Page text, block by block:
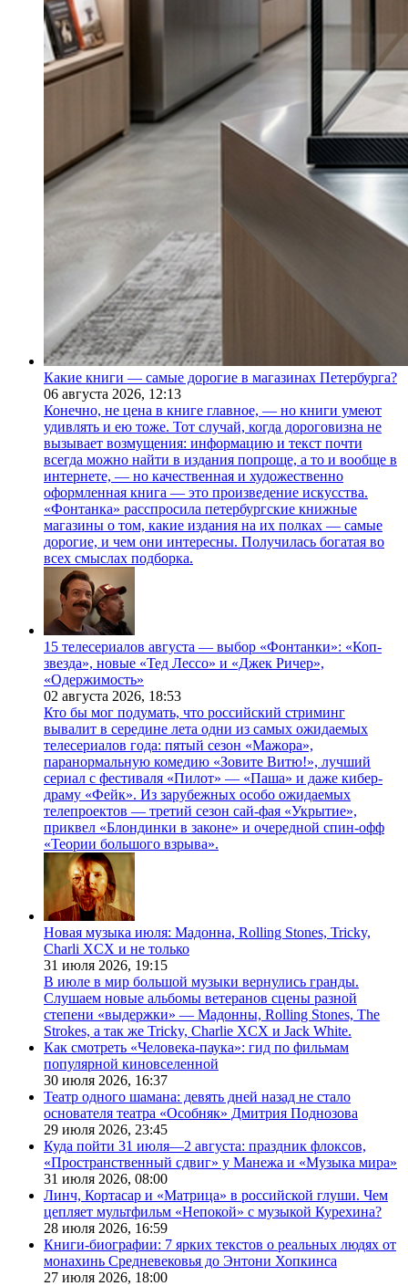
Какие книги — самые дорогие в магазинах Петербурга?
06 августа 2026, 12:13
Конечно, не цена в книге главное, — но книги умеют
удивлять и ею тоже. Тот случай, когда дороговизна не
вызывает возмущения: информацию и текст почти
всегда можно найти в издания попроще, а то и вообще в
интернете, — но качественная и художественно
оформленная книга — это произведение искусства.
«Фонтанка» расспросила петербургские книжные
магазины о том, какие издания на их полках — самые
дорогие, и чем они интересны. Получилась богатая во
всех смыслах подборка.
15 телесериалов августа — выбор «Фонтанки»: «Коп-
звезда», новые «Тед Лессо» и «Джек Ричер»,
«Одержимость»
02 августа 2026, 18:53
Кто бы мог подумать, что российский стриминг
вывалит в середине лета одни из самых ожидаемых
телесериалов года: пятый сезон «Мажора»,
паранормальную комедию «Зовите Витю!», лучший
сериал с фестиваля «Пилот» — «Паша» и даже кибер-
драму «Фейк». Из зарубежных особо ожидаемых
телепроектов — третий сезон сай-фая «Укрытие»,
приквел «Блондинки в законе» и очередной спин-офф
«Теории большого взрыва».
Новая музыка июля: Мадонна, Rolling Stones, Tricky,
Charli XCX и не только
31 июля 2026, 19:15
В июле в мир большой музыки вернулись гранды.
Слушаем новые альбомы ветеранов сцены разной
степени «выдержки» — Мадонны, Rolling Stones, The
Strokes, а так же Tricky, Charlie XCX и Jack White.
Как смотреть «Человека-паука»: гид по фильмам
популярной киновселенной
30 июля 2026, 16:37
Театр одного шамана: девять дней назад не стало
основателя театра «Особняк» Дмитрия Поднозова
29 июля 2026, 23:45
Куда пойти 31 июля—2 августа: праздник флоксов,
«Пространственный сдвиг» у Манежа и «Музыка мира»
31 июля 2026, 08:00
Линч, Кортасар и «Матрица» в российской глуши. Чем
цепляет мультфильм «Непокой» с музыкой Курехина?
28 июля 2026, 16:59
Книги-биографии: 7 ярких текстов о реальных людях от
монахинь Средневековья до Энтони Хопкинса
27 июля 2026, 18:00